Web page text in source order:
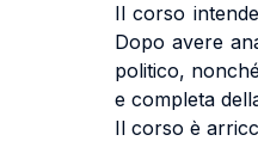
Il corso
Dopo avere
politico,
e completa
Il corso è